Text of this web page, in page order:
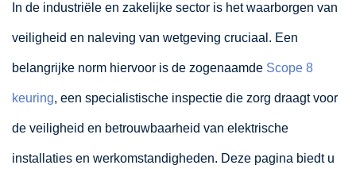
In de industriële en zakelijke sector is het waarborgen van
veiligheid en naleving van wetgeving cruciaal. Een
belangrijke norm hiervoor is de zogenaamde Scope 8
keuring, een specialistische inspectie die zorg draagt voor
de veiligheid en betrouwbaarheid van elektrische
installaties en werkomstandigheden. Deze pagina biedt u